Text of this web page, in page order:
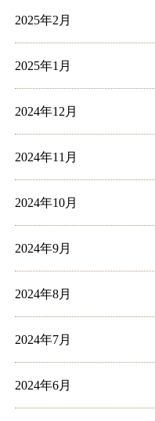
2025年2月
2025年1月
2024年12月
2024年11月
2024年10月
2024年9月
2024年8月
2024年7月
2024年6月